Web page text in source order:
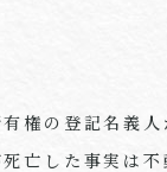
権の登記名義
亡した事実は